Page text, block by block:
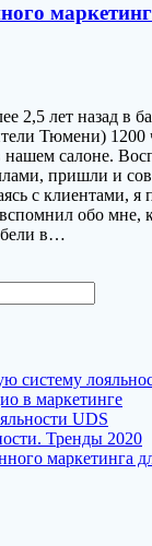
2,5 лет назад в
Тюмени) 1200
салоне.
пришли и
с клиентами,
обо мне,
в…
систему
в маркетинге
UDS
Тренды 2020
маркетинга